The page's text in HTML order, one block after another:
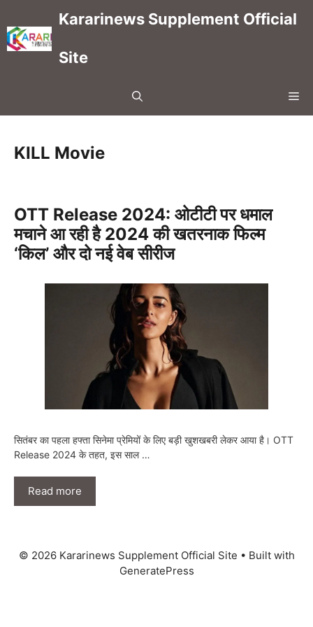
content
Kararinews Supplement Official
Site
KILL Movie
OTT Release 2024: ओटीटी पर धमाल
मचाने आ रही है 2024 की खतरनाक फिल्म
‘किल’ और दो नई वेब सीरीज
सितंबर का पहला हफ्ता सिनेमा प्रेमियों के लिए बड़ी खुशखबरी लेकर आया है। OTT
Release 2024 के तहत, इस साल …
Read more
© 2026 Kararinews Supplement Official Site • Built with
GeneratePress